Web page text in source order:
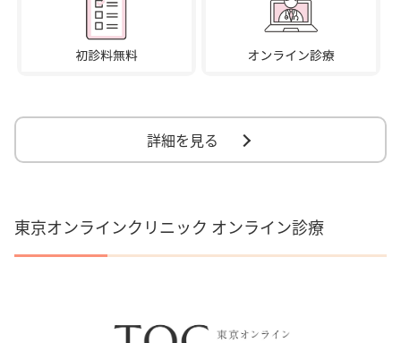
詳細を見る
東京オンラインクリニック オンライン診療